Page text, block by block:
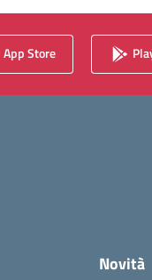
App Store
Novità